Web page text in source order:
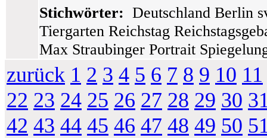
Stichwörter: Deutschland Berlin
Tiergarten Reichstag
Max Straubinger Portrait
zurück 1 2 3 4 5 6 7 8 9 10 11
22 23 24 25 26 27 28 29 30
42 43 44 45 46 47 48 49 50